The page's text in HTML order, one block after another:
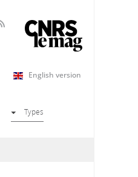
English version
Types